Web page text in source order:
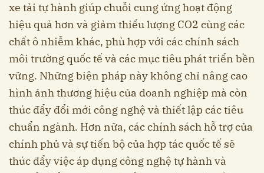
xe tải tự hành giúp chuỗi cung ứng hoạt động
hiệu quả hơn và giảm thiểu lượng CO2 cùng các
chất ô nhiễm khác, phù hợp với các chính sách
môi trường quốc tế và các mục tiêu phát triển bền
vững. Những biện pháp này không chỉ nâng cao
hình ảnh thương hiệu của doanh nghiệp mà còn
thúc đẩy đổi mới công nghệ và thiết lập các tiêu
chuẩn ngành. Hơn nữa, các chính sách hỗ trợ của
chính phủ và sự tiến bộ của hợp tác quốc tế sẽ
thúc đẩy việc áp dụng công nghệ tự hành và